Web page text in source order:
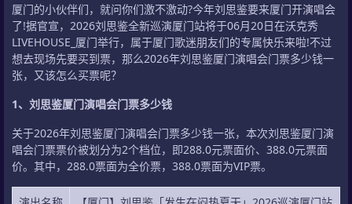
厦门的小伙伴们，就问你们激不激动?今年刘思鉴要来厦门开演唱会
了!据官宣，2026刘思鉴全新巡演厦门站将于06月20日在沃克秀
LIVEHOUSE_厦门举行，属于厦门歌迷朋友们的专属快乐来啦!不过
想去现场先要买到票，那么2026年刘思鉴厦门演唱会门票多少钱一
张，又该怎么买票呢？
1、刘思鉴厦门演唱会门票多少钱
关于2026年刘思鉴厦门演唱会门票多少钱一张，本次刘思鉴厦门演
唱会门票票价被划分为2个档位，即288.0元票面价、388.0元票面
价。其中，288.0票面为全价票，388.0票面为VIP票。